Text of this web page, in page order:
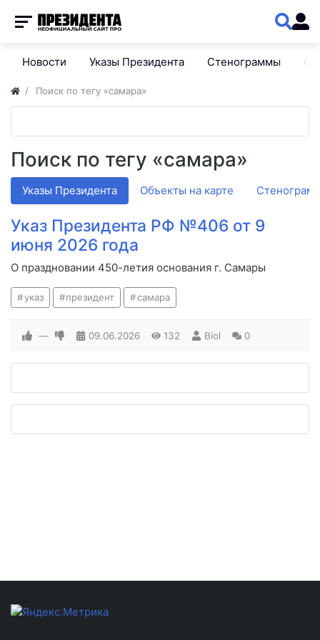
Новости Указы Президента Стенограммы
Поиск по тегу «самара»
Поиск по тегу «самара»
Указы Президента Объекты на карте
Указ Президента РФ №406 от 9
июня 2026 года
О праздновании 450-летия основания г. Самары
указ президент самара
— 09.06.2026 132 Biol 0